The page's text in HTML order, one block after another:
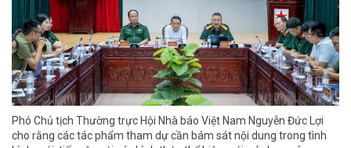
Phó Chủ tịch Thường trực Hội Nhà báo Việt Nam Nguyễn Đức Lợi
cho rằng các tác phẩm tham dự cần bám sát nội dung trong tình